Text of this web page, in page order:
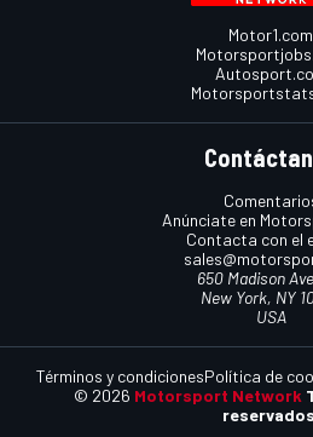
Motor1.com
Anúnciate en
Contacta con el
650 Madison
New York, NY
USA
© 2026 Motorsport Network
Términos y condicionesPolítica de